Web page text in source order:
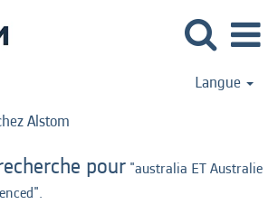
Langue
Alstom
pour "australia ET Australie